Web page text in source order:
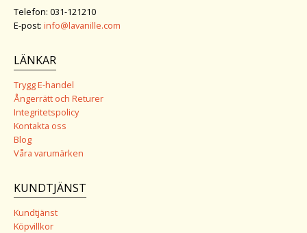
Telefon: 031-121210
E-post: info@lavanille.com
LÄNKAR
Trygg E-handel
Ångerrätt och Returer
Integritetspolicy
Kontakta oss
Blog
Våra varumärken
KUNDTJÄNST
Kundtjänst
Köpvillkor